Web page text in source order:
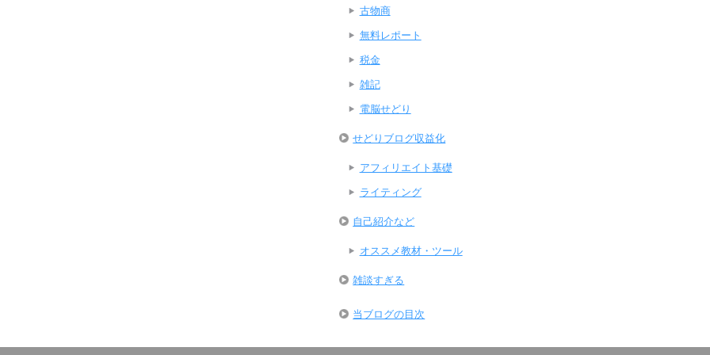
古物商
無料レポート
税金
雑記
電脳せどり
せどりブログ収益化
アフィリエイト基礎
ライティング
自己紹介など
オススメ教材・ツール
雑談すぎる
当ブログの目次